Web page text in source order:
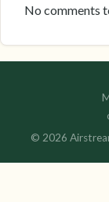
No comments
© 2026